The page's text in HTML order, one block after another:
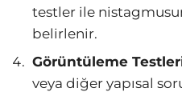
testler ile
belirlenir.
Görüntüleme
veya diğer yapısal